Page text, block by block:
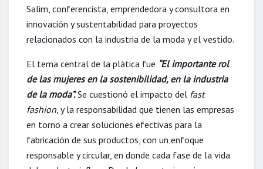
Salim, conferencista, emprendedora y consultora en
innovación y sustentabilidad para proyectos
relacionados con la industria de la moda y el vestido.
El tema central de la plática fue “El importante rol
de las mujeres en la sostenibilidad, en la industria
de la moda”. Se cuestionó el impacto del fast
fashion , y la responsabilidad que tienen las empresas
en torno a crear soluciones efectivas para la
fabricación de sus productos, con un enfoque
responsable y circular, en donde cada fase de la vida